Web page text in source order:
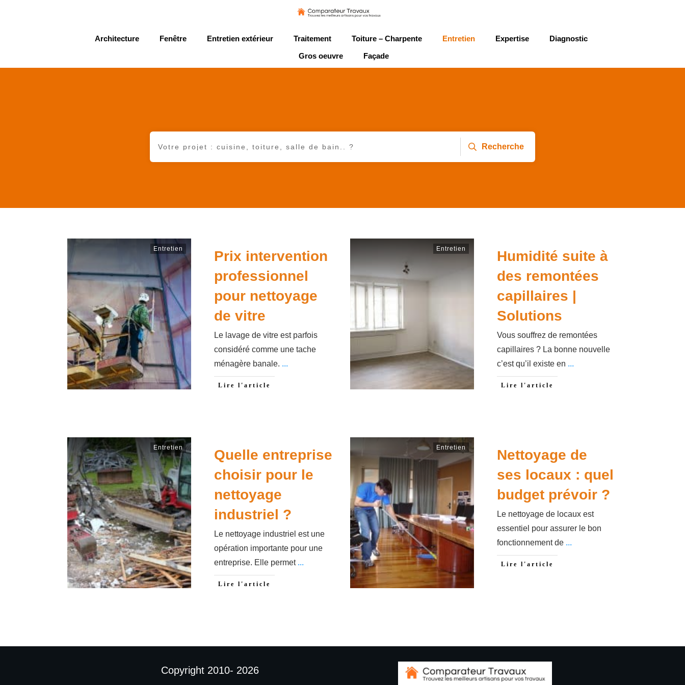
Architecture Fenêtre Entretien extérieur Traitement Toiture – Charpente Entretien Expertise
Diagnostic
Gros oeuvre
Façade
Recherche
Entretien
Prix intervention
professionnel
pour nettoyage
de vitre
Le lavage de vitre est parfois
considéré comme une tache
ménagère banale. ...
Lire l'article
Entretien
Humidité suite à
des remontées
capillaires |
Solutions
Vous souffrez de remontées
capillaires ? La bonne nouvelle
c’est qu’il existe en ...
Lire l'article
Entretien
Quelle entreprise
choisir pour le
nettoyage
industriel ?
Le nettoyage industriel est une
opération importante pour une
entreprise. Elle permet ...
Lire l'article
Entretien
Nettoyage de
ses locaux : quel
budget prévoir ?
Le nettoyage de locaux est
essentiel pour assurer le bon
fonctionnement de ...
Lire l'article
Copyright 2010- 2026